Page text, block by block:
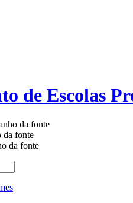
de Escolas